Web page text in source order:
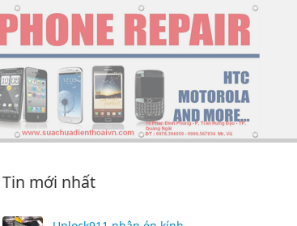
Tin mới nhất